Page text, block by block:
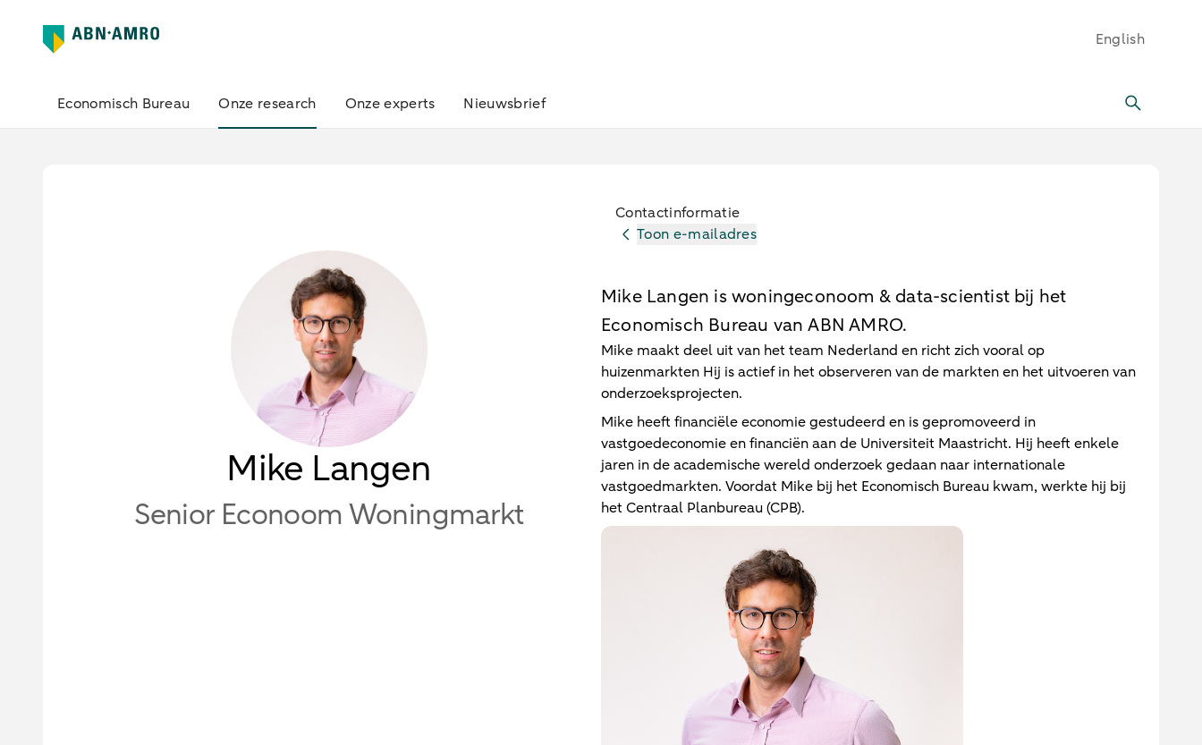
English
Economisch Bureau Onze research Onze experts Nieuwsbrief
Mike Langen
Senior Econoom Woningmarkt
Contactinformatie
Toon e-mailadres
Mike Langen is woningeconoom & data-scientist bij het
Economisch Bureau van ABN AMRO.
Mike maakt deel uit van het team Nederland en richt zich vooral op
huizenmarkten Hij is actief in het observeren van de markten en het uitvoeren van
onderzoeksprojecten.
Mike heeft financiële economie gestudeerd en is gepromoveerd in
vastgoedeconomie en financiën aan de Universiteit Maastricht. Hij heeft enkele
jaren in de academische wereld onderzoek gedaan naar internationale
vastgoedmarkten. Voordat Mike bij het Economisch Bureau kwam, werkte hij bij
het Centraal Planbureau (CPB).